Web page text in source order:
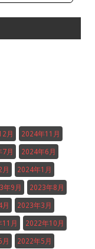
月 2024年11月
月 2024年6月
2024年1月
年9月 2023年8月
2023年3月
11月 2022年10月
2022年5月